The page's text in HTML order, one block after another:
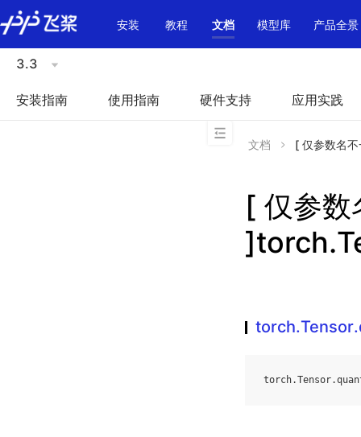
\u200E
安装
教程 文档 模型库 产品全景
3.3
安装指南 使用指南 硬件支持 应用实践
文档 [ 仅参数名
[ 仅参数
torch.Tensor.